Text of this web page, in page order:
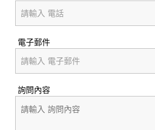
電子郵件
詢問內容